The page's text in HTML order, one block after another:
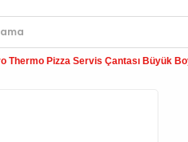
Thermo Pizza Servis Çantası Büyük